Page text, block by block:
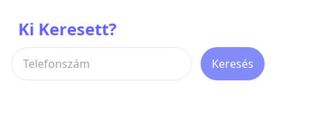
Ki Keresett?
Keresés